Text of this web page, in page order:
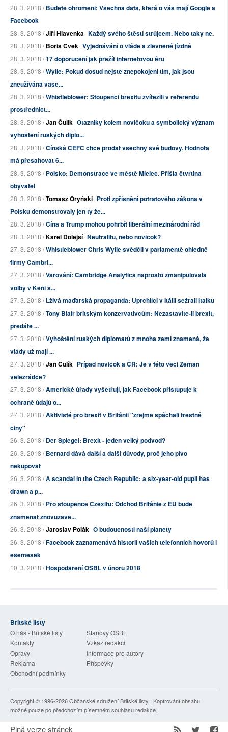
28. 3. 2018 /Budete ohromeni: Všechna data, která o vás mají Google a
Facebook
28. 3. 2018 /Jiří Hlavenka Každý svého štěstí strůjcem. Nebo taky ne.
28. 3. 2018 /Boris Cvek Vyjednávání o vládě a zlevněné jízdné
28. 3. 2018 /17 doporučení jak přežít internetovou éru
28. 3. 2018 /Wylie: Pokud dosud nejste znepokojeni tím, jak jsou
zneužívána vaše...
28. 3. 2018 /Whistleblower: Stoupenci brexitu zvítězili v referendu
prostřednict...
28. 3. 2018 /Jan Čulík Otazníky kolem novičoku a symbolický význam
vyhoštění ruských diplo...
28. 3. 2018 /Čínská CEFC chce prodat všechny své budovy. Hodnota
má přesahovat 6...
28. 3. 2018 /Polsko: Demonstrace ve městě Mielec. Přišla čtvrtina
obyvatel
28. 3. 2018 /Tomasz Oryński Proti zpřísnění potratového zákona v
Polsku demonstrovaly jen ty že...
28. 3. 2018 /Čína a Trump mohou pohřbít liberální mezinárodní řád
28. 3. 2018 /Karel Dolejší Neutralitu, nebo novičok?
27. 3. 2018 /Whistleblower Chris Wylie svědčil v parlamentě ohledně
firmy Cambri...
27. 3. 2018 /Varování: Cambridge Analytica naprosto zmanipulovala
volby v Keni š...
27. 3. 2018 /Lživá maďarská propaganda: Uprchlíci v Itálii sežrali Italku
27. 3. 2018 /Tony Blair britským konzervativcům: Nezastavíte-li brexit,
předáte ...
27. 3. 2018 /Vyhoštění ruských diplomatů z mnoha zemí znamená, že
vlády už mají ...
27. 3. 2018 /Jan Čulík Případ novičok a ČR: Je v této věci Zeman
velezrádce?
27. 3. 2018 /Americké úřady vyšetřují, jak Facebook přistupuje k
ochraně údajů o...
27. 3. 2018 /Aktivisté pro brexit v Británii "zřejmě spáchali trestné
činy"
26. 3. 2018 /Der Spiegel: Brexit - jeden velký podvod?
26. 3. 2018 /Bernard dává další a další důvody, proč jeho pivo
nekupovat
26. 3. 2018 /A scandal in the Czech Republic: a six-year-old pupil has
drawn a p...
26. 3. 2018 /Pro stoupence Czexitu: Odchod Británie z EU bude
znamenat znovuzave...
26. 3. 2018 /Jaroslav Polák O budoucnosti naší planety
26. 3. 2018 /Facebook zaznamenává historii vašich telefonních hovorů i
esemesek
10. 3. 2018 /Hospodaření OSBL v únoru 2018
Britské listy
O nás - Britské listy
Stanovy OSBL
Kontakty
Vzkaz redakci
Opravy
Informace pro autory
Reklama
Příspěvky
Obchodní podmínky
Copyright © 1996-2026Občanské sdružení Britské listy | Kopírování obsahu
možné pouze po předchozím písemném souhlasu redakce.
Plná verze stránek